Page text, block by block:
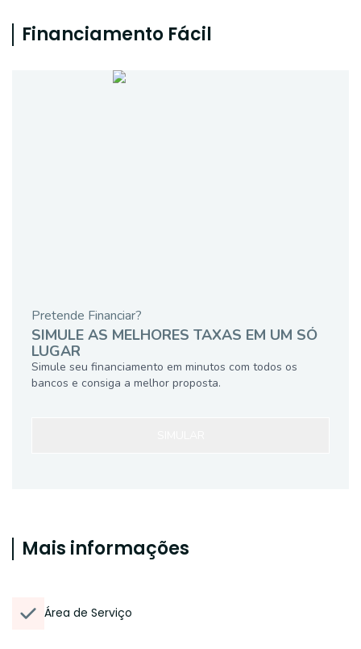
Financiamento Fácil
Pretende Financiar?
SIMULE AS MELHORES TAXAS EM UM SÓ
LUGAR
Simule seu financiamento em minutos com todos os
bancos e consiga a melhor proposta.
Mais informações
Área de Serviço